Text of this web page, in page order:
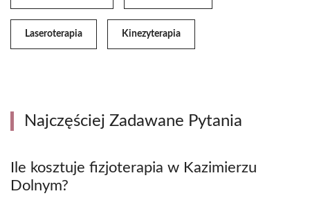
Laseroterapia Kinezyterapia
Najczęściej Zadawane Pytania
Ile kosztuje fizjoterapia w Kazimierzu
Dolnym?